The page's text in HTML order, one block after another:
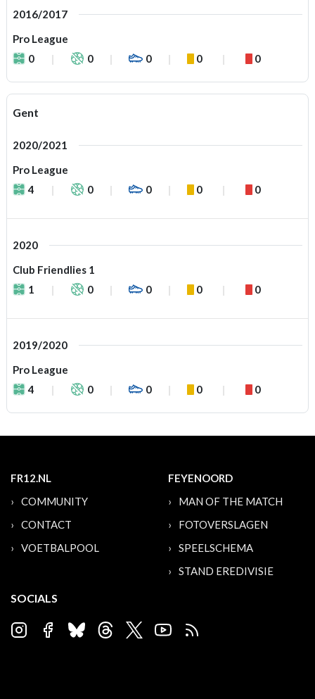
2016/2017
Pro League
0
0 0 0 0
Gent
2020/2021
Pro League
4
0 0 0 0
2020
Club Friendlies 1
1
0 0 0 0
2019/2020
Pro League
4
0 0 0 0
FR12.NL
COMMUNITY
CONTACT
VOETBALPOOL
FEYENOORD
MAN OF THE MATCH
FOTOVERSLAGEN
SPEELSCHEMA
STAND EREDIVISIE
SOCIALS